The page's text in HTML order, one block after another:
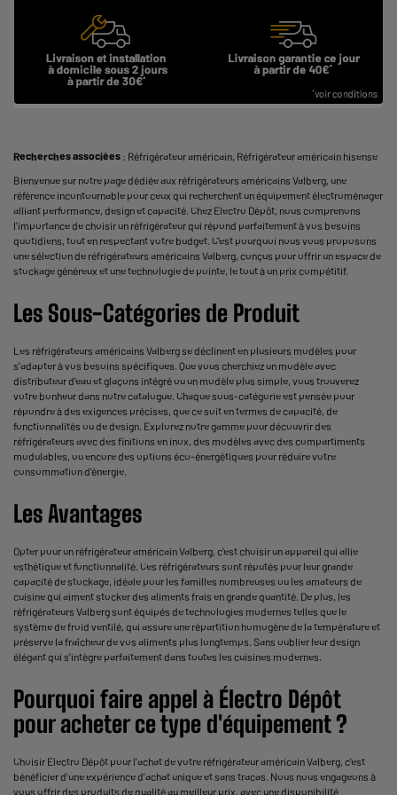
Recherches associées : Réfrigérateur américain, Réfrigérateur américain hisense
Bienvenue sur notre page dédiée aux réfrigérateurs américains Valberg, une
référence incontournable pour ceux qui recherchent un équipement électroménager
alliant performance, design et capacité. Chez Electro Dépôt, nous comprenons
l'importance de choisir un réfrigérateur qui répond parfaitement à vos besoins
quotidiens, tout en respectant votre budget. C'est pourquoi nous vous proposons
une sélection de réfrigérateurs américains Valberg, conçus pour offrir un espace de
stockage généreux et une technologie de pointe, le tout à un prix compétitif.
Les Sous-Catégories de Produit
Les réfrigérateurs américains Valberg se déclinent en plusieurs modèles pour
s'adapter à vos besoins spécifiques. Que vous cherchiez un modèle avec
distributeur d'eau et glaçons intégré ou un modèle plus simple, vous trouverez
votre bonheur dans notre catalogue. Chaque sous-catégorie est pensée pour
répondre à des exigences précises, que ce soit en termes de capacité, de
fonctionnalités ou de design. Explorez notre gamme pour découvrir des
réfrigérateurs avec des finitions en inox, des modèles avec des compartiments
modulables, ou encore des options éco-énergétiques pour réduire votre
consommation d'énergie.
Les Avantages
Opter pour un réfrigérateur américain Valberg, c'est choisir un appareil qui allie
esthétique et fonctionnalité. Ces réfrigérateurs sont réputés pour leur grande
capacité de stockage, idéale pour les familles nombreuses ou les amateurs de
cuisine qui aiment stocker des aliments frais en grande quantité. De plus, les
réfrigérateurs Valberg sont équipés de technologies modernes telles que le
système de froid ventilé, qui assure une répartition homogène de la température et
préserve la fraîcheur de vos aliments plus longtemps. Sans oublier leur design
élégant qui s'intègre parfaitement dans toutes les cuisines modernes.
Pourquoi faire appel à Électro Dépôt
pour acheter ce type d'équipement ?
Choisir Electro Dépôt pour l'achat de votre réfrigérateur américain Valberg, c'est
bénéficier d'une expérience d'achat unique et sans tracas. Nous nous engageons à
vous offrir des produits de qualité au meilleur prix, avec une disponibilité